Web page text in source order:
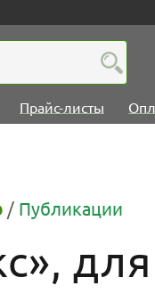
Прайс-листы
/ Публикации